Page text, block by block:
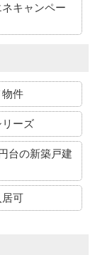
キャンペー
件
ーズ
台の新築戸建
可